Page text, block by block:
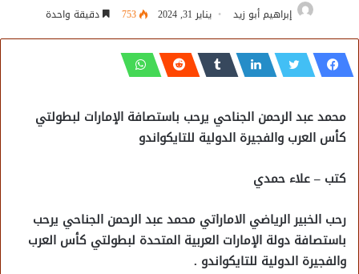
إبراهيم أبو زيد يناير 31, 2024 753 دقيقة واحدة
محمد عبد الرحمن الجناحي يرحب باستصافة الإمارات لبطولتي
كأس العرب والفجيرة الدولية للتايكواندو
كتب – علاء حمدي
رحب الخبير الرياضي الاماراتي محمد عبد الرحمن الجناحي يرحب
باستصافة دولة الإمارات العربية المتحدة لبطولتي كأس العرب
والفجيرة الدولية للتايكواندو .